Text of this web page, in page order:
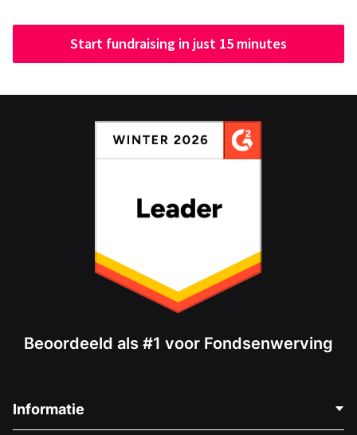
Start fundraising in just 15 minutes
Beoordeeld als #1 voor Fondsenwerving
Informatie